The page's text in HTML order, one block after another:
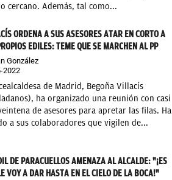
cercano. Además, tal como...
ORDENA A SUS ASESORES ATAR EN CORTO A
EDILES: TEME QUE SE MARCHEN AL PP
González
2022
de Madrid, Begoña Villacís
ha organizado una reunión con casi
de asesores para apretar las filas. Ha
a sus colaboradores que vigilen de...
DE PARACUELLOS AMENAZA AL ALCALDE: "¡ES
VOY A DAR HASTA EN EL CIELO DE LA BOCA!"